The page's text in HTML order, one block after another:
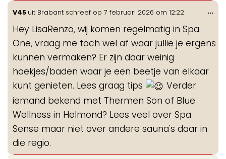
V45 uit Brabant schreef op 7 februari 2026 om 12:22
Hey LisaRenzo, wij komen regelmatig in Spa
One, vraag me toch wel af waar jullie je ergens
kunnen vermaken? Er zijn daar weinig
hoekjes/baden waar je een beetje van elkaar
kunt genieten. Lees graag tips
Verder
iemand bekend met Thermen Son of Blue
Wellness in Helmond? Lees veel over Spa
Sense maar niet over andere sauna's daar in
die regio.
...